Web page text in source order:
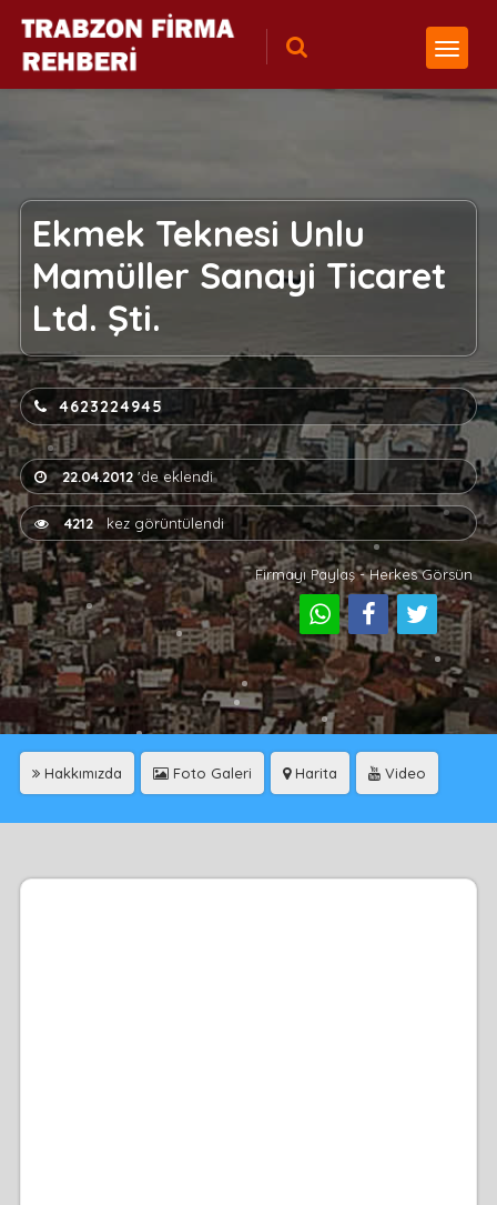
Ekmek Teknesi Unlu
Mamüller Sanayi Ticaret
Ltd. Şti.
4623224945
22.04.2012'de eklendi
4212kez görüntülendi
Firmayı Paylaş - Herkes Görsün
Hakkımızda Foto Galeri Harita Video